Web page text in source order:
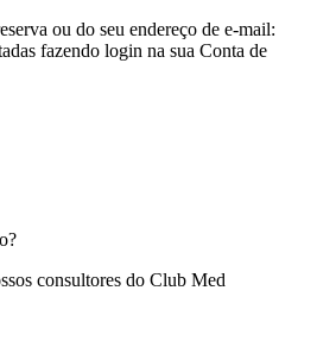
ou do seu endereço de e-mail:
fazendo login na sua Conta de
consultores do Club Med